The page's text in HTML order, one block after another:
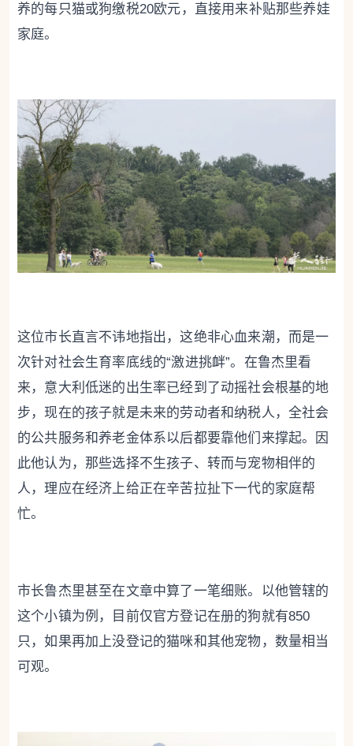
养的每只猫或狗缴税20欧元，直接用来补贴那些养娃
家庭。
这位市长直言不讳地指出，这绝非心血来潮，而是一
次针对社会生育率底线的“激进挑衅”。在鲁杰里看
来，意大利低迷的出生率已经到了动摇社会根基的地
步，现在的孩子就是未来的劳动者和纳税人，全社会
的公共服务和养老金体系以后都要靠他们来撑起。因
此他认为，那些选择不生孩子、转而与宠物相伴的
人，理应在经济上给正在辛苦拉扯下一代的家庭帮
忙。
市长鲁杰里甚至在文章中算了一笔细账。以他管辖的
这个小镇为例，目前仅官方登记在册的狗就有850
只，如果再加上没登记的猫咪和其他宠物，数量相当
可观。